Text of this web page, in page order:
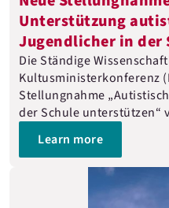
Unterstützung
Jugendlicher in der
Die Ständige
Kultusministerkonferenz
Stellungnahme
der Schule unterstützen“
Learn more